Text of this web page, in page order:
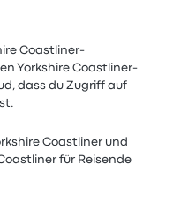
Coastliner-
Yorkshire Coastliner-
dass du Zugriff auf
Coastliner und
für Reisende